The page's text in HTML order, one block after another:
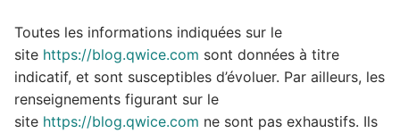
Toutes les informations indiquées sur le
site https://blog.qwice.com sont données à titre
indicatif, et sont susceptibles d’évoluer. Par ailleurs, les
renseignements figurant sur le
site https://blog.qwice.com ne sont pas exhaustifs. Ils